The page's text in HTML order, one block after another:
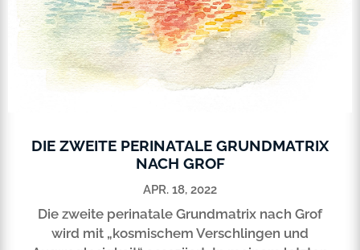
DIE ZWEITE PERINATALE GRUNDMATRIX
NACH GROF
APR. 18, 2022
Die zweite perinatale Grundmatrix nach Grof
wird mit „kosmischem Verschlingen und